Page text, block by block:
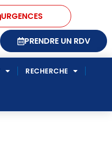
URGENCES
PRENDRE UN RDV
RECHERCHE